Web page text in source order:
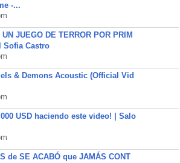
-...
UN JUEGO DE TERROR POR PRIM
Sofia Castro
& Demons Acoustic (Official Vid
USD haciendo este video! | Salo
de SE ACABÓ que JAMÁS CONT